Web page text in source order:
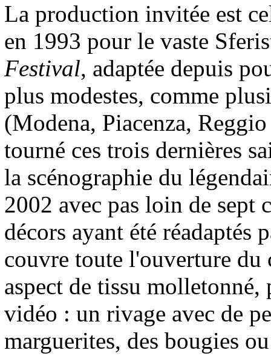
La production invitée est
en 1993 pour le vaste
Festival, adaptée depuis
plus modestes, comme
(Modena, Piacenza,
tourné ces trois dernières
la scénographie du
2002 avec pas loin de sept
décors ayant été
couvre toute l'ouverture du
aspect de tissu
vidéo : un rivage avec de
marguerites, des bougies